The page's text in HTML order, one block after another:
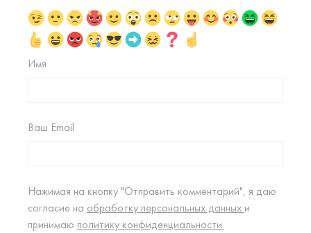
Имя
Ваш Email
Нажимая на кнопку "Отправить комментарий", я даю
согласие на обработку персональных данных и
принимаю политику конфиденциальности.